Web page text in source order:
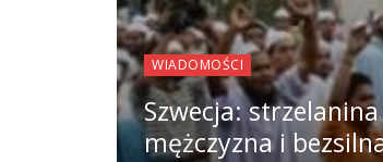
WIADOMOŚCI
Szwecja:
mężczyzna i